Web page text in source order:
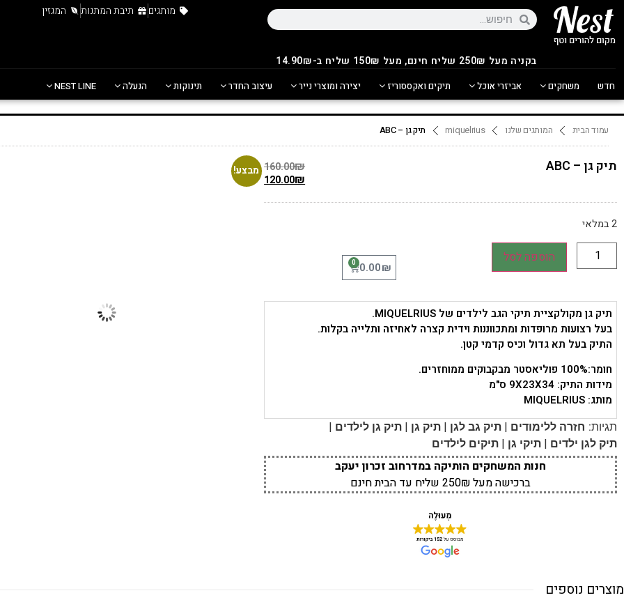
בקניה מעל 250 ₪ שליח חינם, מעל 150₪ שליח ב-14.90₪
מותגים תיבת המתנות המגזין
חדש משחקים אביזרי אוכל תיקים ואקססוריז יצירה ומוצרי נייר עיצוב החדר תינוקות הנעלה NEST LINE
עמוד הבית המותגים שלנו miquelrius תיק גן – ABC
תיק גן – ABC 160.00₪
120.00₪
2 במלאי
הוספה לסל
0.00₪
0
תיק גן מקולקציית תיקי הגב לילדים של MIQUELRIUS.
בעל רצועות מרופדות ומתכווננות וידית קצרה לאחיזה ותלייה בקלות.
התיק בעל תא גדול וכיס קדמי קטן.
חומר:100% פוליאסטר מבקבוקים ממוחזרים.
מידות התיק: 9X23X34 ס"מ
מותג: MIQUELRIUS
תגיות: חזרה ללימודים | תיק גב לגן | תיק גן | תיק גן לילדים |
תיק לגן ילדים | תיקי גן | תיקים לילדים
חנות המשחקים הותיקה במדרחוב זכרון יעקב
ברכישה מעל 250₪ שליח עד הבית חינם
מבצע!
מוצרים נוספים